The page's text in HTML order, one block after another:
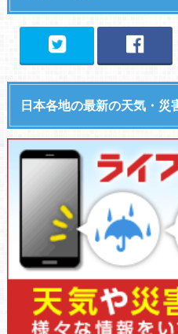
日本各地の最新の天気・災